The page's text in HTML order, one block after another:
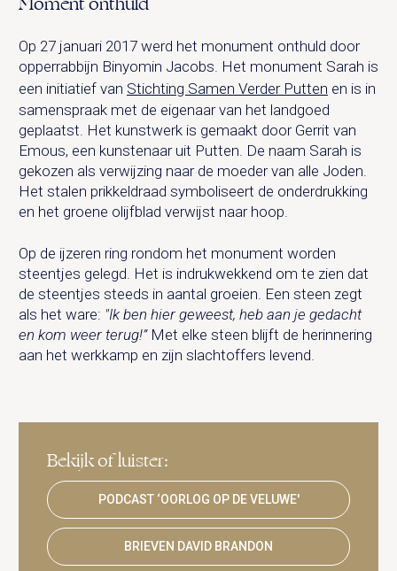
Op 27 januari 2017 werd het monument onthuld door
opperrabbijn Binyomin Jacobs. Het monument Sarah is
een initiatief van Stichting Samen Verder Putten en is in
samenspraak met de eigenaar van het landgoed
geplaatst. Het kunstwerk is gemaakt door Gerrit van
Emous, een kunstenaar uit Putten. De naam Sarah is
gekozen als verwijzing naar de moeder van alle Joden.
Het stalen prikkeldraad symboliseert de onderdrukking
en het groene olijfblad verwijst naar hoop.
Op de ijzeren ring rondom het monument worden
steentjes gelegd. Het is indrukwekkend om te zien dat
de steentjes steeds in aantal groeien. Een steen zegt
als het ware: "Ik ben hier geweest, heb aan je gedacht
en kom weer terug!”Met elke steen blijft de herinnering
aan het werkkamp en zijn slachtoffers levend.
Bekijk of luister:
PODCAST ‘OORLOG OP DE VELUWE'
BRIEVEN DAVID BRANDON